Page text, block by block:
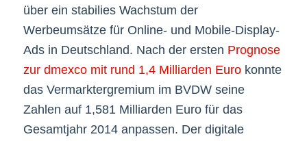
über ein stabilies Wachstum der
Werbeumsätze für Online- und Mobile-Display-
Ads in Deutschland. Nach der ersten Prognose
zur dmexco mit rund 1,4 Milliarden Eurokonnte
das Vermarktergremium im BVDW seine
Zahlen auf 1,581 Milliarden Euro für das
Gesamtjahr 2014 anpassen. Der digitale